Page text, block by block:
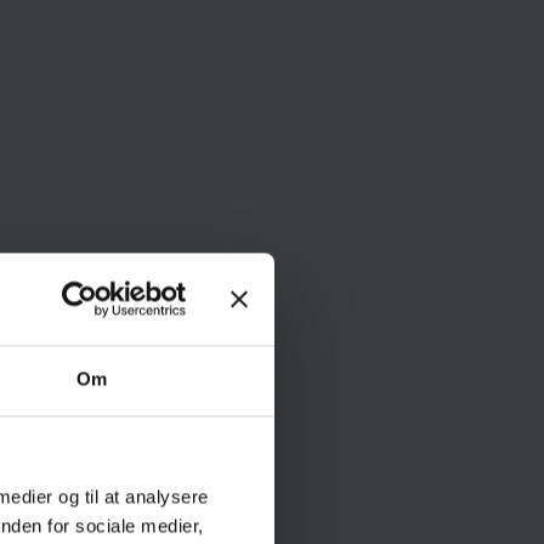
Om
og til at analysere
for sociale medier,